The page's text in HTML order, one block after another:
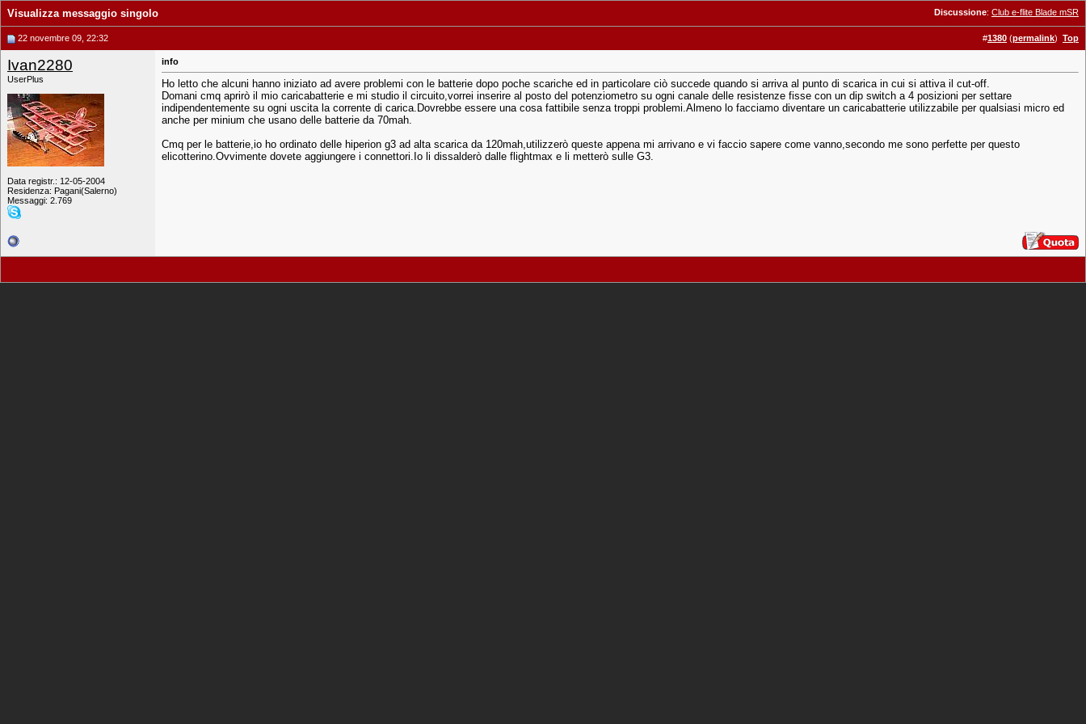
Discussione: Club e-flite Blade mSR
Visualizza messaggio singolo
22 novembre 09, 22:32 #1380 (permalink) Top
Ivan2280
UserPlus
Data registr.: 12-05-2004
Residenza: Pagani(Salerno)
Messaggi: 2.769
info
Ho letto che alcuni hanno iniziato ad avere problemi con le batterie dopo poche scariche ed in particolare ciò succede quando si arriva al punto di scarica in cui si attiva il cut-off.
Domani cmq aprirò il mio caricabatterie e mi studio il circuito,vorrei inserire al posto del potenziometro su ogni canale delle resistenze fisse con un dip switch a 4 posizioni per settare
indipendentemente su ogni uscita la corrente di carica.Dovrebbe essere una cosa fattibile senza troppi problemi.Almeno lo facciamo diventare un caricabatterie utilizzabile per qualsiasi micro ed
anche per minium che usano delle batterie da 70mah.
Cmq per le batterie,io ho ordinato delle hiperion g3 ad alta scarica da 120mah,utilizzerò queste appena mi arrivano e vi faccio sapere come vanno,secondo me sono perfette per questo
elicotterino.Ovvimente dovete aggiungere i connettori.Io li dissalderò dalle flightmax e li metterò sulle G3.